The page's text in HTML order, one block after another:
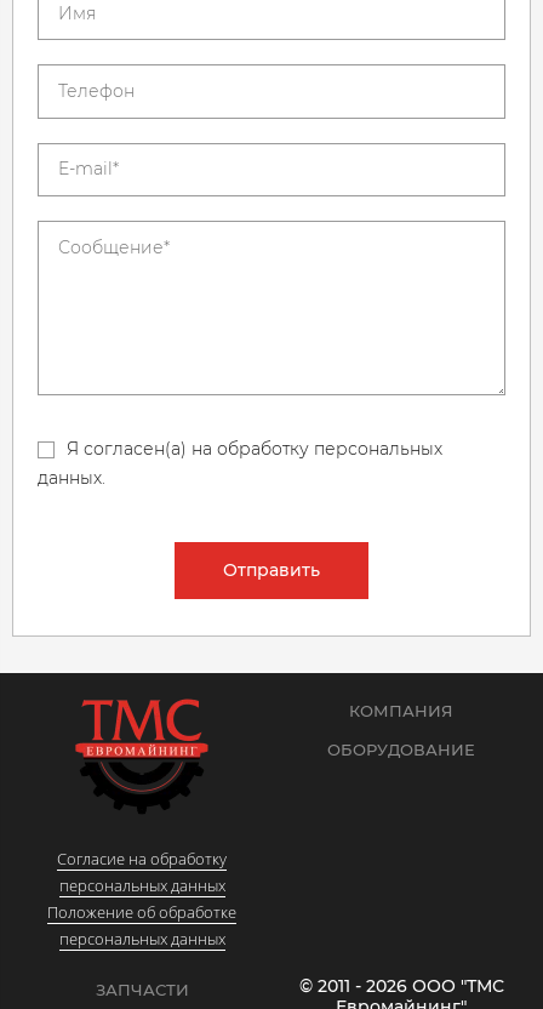
Я согласен(а) на обработку персональных
данных.
Отправить
Согласие на обработку
персональных данных
Положение об обработке
персональных данных
КОМПАНИЯ
ОБОРУДОВАНИЕ
ЗАПЧАСТИ
© 2011 - 2026 ООО "ТМС